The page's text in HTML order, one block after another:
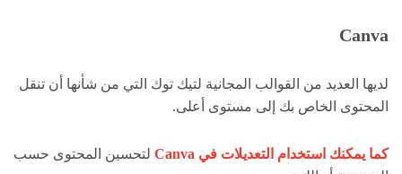
Canva
لديها العديد من القوالب المجانية لتيك توك التي من شأنها أن تنقل
المحتوى الخاص بك إلى مستوى أعلى.
كما يمكنك استخدام التعديلات في Canva
لتحسين المحتوى حسب